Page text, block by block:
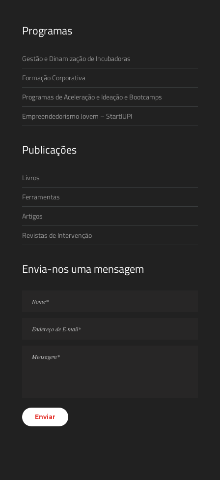
Programas
Gestão e Dinamização de Incubadoras
Formação Corporativa
Programas de Aceleração e Ideação e Bootcamps
Empreendedorismo Jovem – StartIUPI
Publicações
Livros
Ferramentas
Artigos
Revistas de Intervenção
Envia-nos uma mensagem